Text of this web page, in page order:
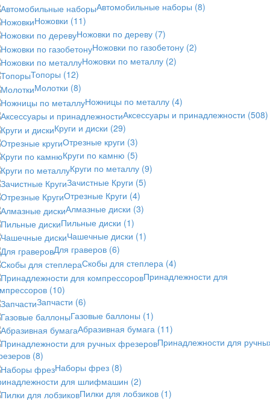
Автомобильные наборы (8)
Ножовки (11)
Ножовки по дереву (7)
Ножовки по газобетону (2)
Ножовки по металлу (2)
Топоры (12)
Молотки (8)
Ножницы по металлу (4)
Аксессуары и принадлежности (508)
Круги и диски (29)
Отрезные круги (3)
Круги по камню (5)
Круги по металлу (9)
Зачистные Круги (5)
Отрезные Круги (4)
Алмазные диски (3)
Пильные диски (1)
Чашечные диски (1)
Для граверов (6)
Скобы для степлера (4)
Принадлежности для
(10)
Запчасти (6)
Газовые баллоны (1)
Абразивная бумага (11)
Принадлежности для
(8)
Наборы фрез (8)
для шлифмашин (2)
Пилки для лобзиков (1)